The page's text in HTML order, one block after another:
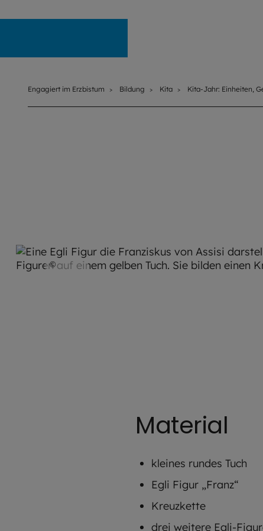
Engagiert im Erzbistum Bildung Kita Kita-Jahr: Einheiten,
© SMB
Material
kleines rundes Tuch
Egli Figur „Franz“
Kreuzkette
drei weitere Egli-